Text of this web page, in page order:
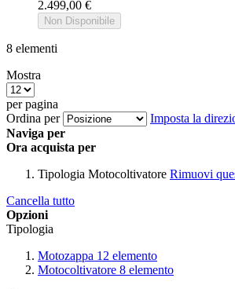
2.499,00 €
Non Disponibile
8 elementi
Mostra
per pagina
Ordina per
Imposta la
Naviga per
Ora acquista per
Tipologia Motocoltivatore Rimuovi
Cancella tutto
Opzioni
Tipologia
Motozappa 12 elemento
Motocoltivatore 8 elemento